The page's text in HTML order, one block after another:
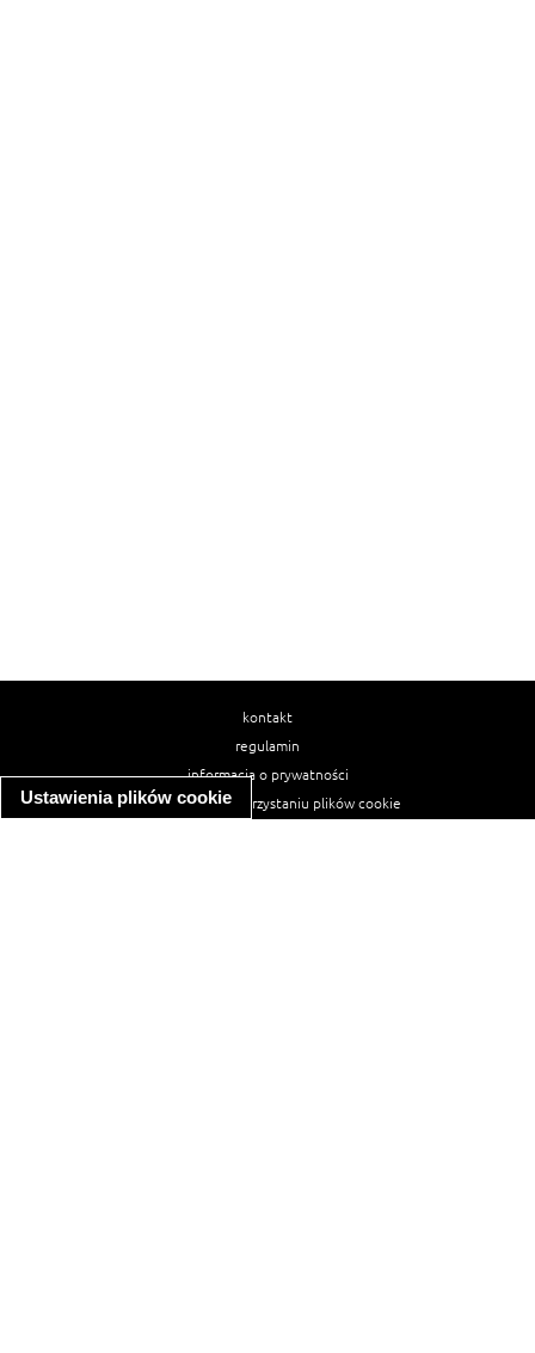
Ustawienia plików cookie
kontakt
regulamin
informacja o prywatności
informacja o wykorzystaniu plików cookie